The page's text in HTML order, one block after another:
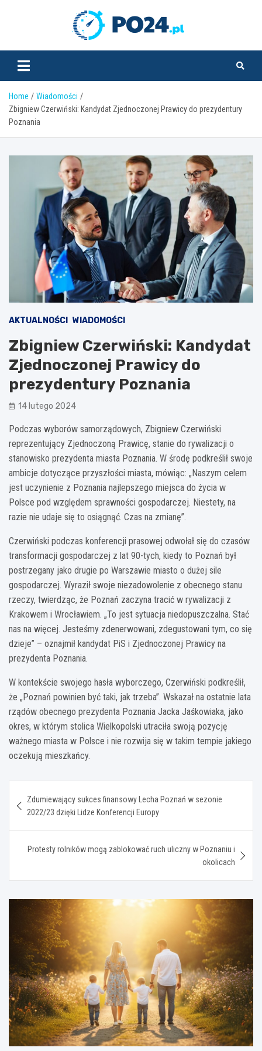
Home
Wiadomości
Zbigniew Czerwiński: Kandydat Zjednoczonej Prawicy do prezydentury
Poznania
AKTUALNOŚCI WIADOMOŚCI
Zbigniew Czerwiński: Kandydat
Zjednoczonej Prawicy do
prezydentury Poznania
14 lutego 2024
Podczas wyborów samorządowych, Zbigniew Czerwiński
reprezentujący Zjednoczoną Prawicę, stanie do rywalizacji o
stanowisko prezydenta miasta Poznania. W środę podkreślił swoje
ambicje dotyczące przyszłości miasta, mówiąc: „Naszym celem
jest uczynienie z Poznania najlepszego miejsca do życia w
Polsce pod względem sprawności gospodarczej. Niestety, na
razie nie udaje się to osiągnąć. Czas na zmianę”.
Czerwiński podczas konferencji prasowej odwołał się do czasów
transformacji gospodarczej z lat 90-tych, kiedy to Poznań był
postrzegany jako drugie po Warszawie miasto o dużej sile
gospodarczej. Wyraził swoje niezadowolenie z obecnego stanu
rzeczy, twierdząc, że Poznań zaczyna tracić w rywalizacji z
Krakowem i Wrocławiem. „To jest sytuacja niedopuszczalna. Stać
nas na więcej. Jesteśmy zdenerwowani, zdegustowani tym, co się
dzieje” – oznajmił kandydat PiS i Zjednoczonej Prawicy na
prezydenta Poznania.
W kontekście swojego hasła wyborczego, Czerwiński podkreślił,
że „Poznań powinien być taki, jak trzeba”. Wskazał na ostatnie lata
rządów obecnego prezydenta Poznania Jacka Jaśkowiaka, jako
okres, w którym stolica Wielkopolski utraciła swoją pozycję
ważnego miasta w Polsce i nie rozwija się w takim tempie jakiego
oczekują mieszkańcy.
wpisu
Zdumiewający sukces finansowy Lecha Poznań w sezonie
2022/23 dzięki Lidze Konferencji Europy
Protesty rolników mogą zablokować ruch uliczny w Poznaniu i
okolicach